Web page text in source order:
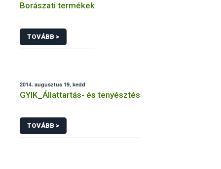
Borászati termékek
TOVÁBB >
2014. augusztus 19, kedd
GYIK_Állattartás- és tenyésztés
TOVÁBB >